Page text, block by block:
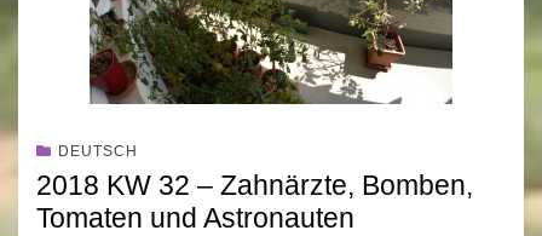
DEUTSCH
2018 KW 32 – Zahnärzte, Bomben,
Tomaten und Astronauten